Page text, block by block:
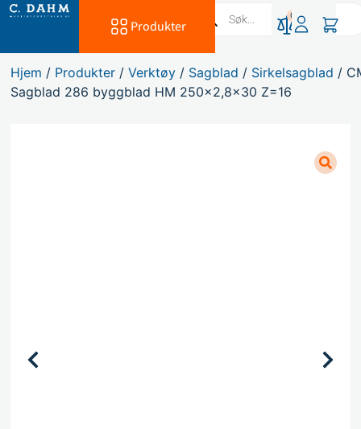
Produkter
0
Hjem / Produkter /Verktøy / Sagblad / Sirkelsagblad /
Sagblad 286 byggblad HM 250×2,8×30 Z=16